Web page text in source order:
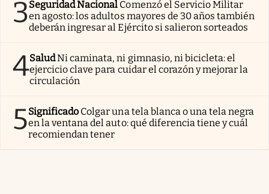
3Seguridad Nacional Comenzó el Servicio Militar
en agosto: los adultos mayores de 30 años también
deberán ingresar al Ejército si salieron sorteados
4SaludNi caminata, ni gimnasio, ni bicicleta: el
ejercicio clave para cuidar el corazón y mejorar la
circulación
5Significado Colgar una tela blanca o una tela negra
en la ventana del auto: qué diferencia tiene y cuál
recomiendan tener